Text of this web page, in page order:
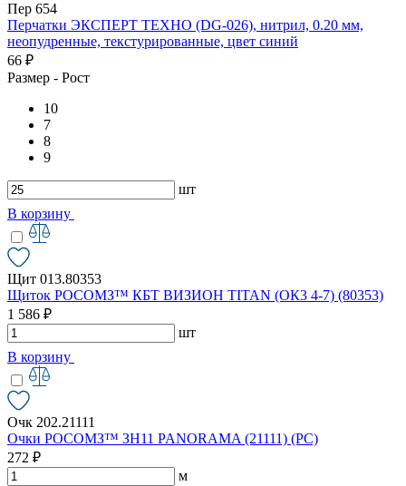
Пер 654
Перчатки ЭКСПЕРТ ТЕХНО (DG-026), нитрил, 0.20 мм,
неопудренные, текстурированные, цвет синий
66 ₽
Размер - Рост
10
7
8
9
шт
В корзину
Щит 013.80353
Щиток РОСОМЗ™ КБТ ВИЗИОН TITAN (ОК3 4-7) (80353)
1 586 ₽
шт
В корзину
Очк 202.21111
Очки РОСОМЗ™ ЗН11 PANORAMA (21111) (РС)
272 ₽
м